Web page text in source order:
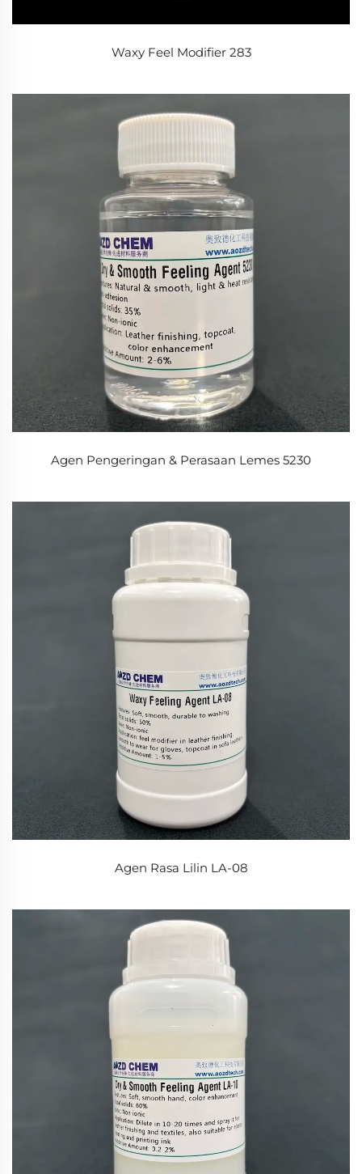
Waxy Feel Modifier 283
Agen Pengeringan & Perasaan Lemes 5230
Agen Rasa Lilin LA-08